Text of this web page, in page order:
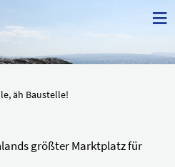
≡
äh Baustelle!
größter Marktplatz für